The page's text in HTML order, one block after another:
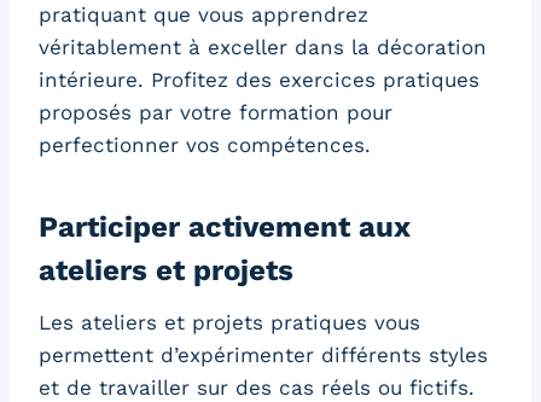
pratiquant que vous apprendrez
véritablement à exceller dans la décoration
intérieure. Profitez des exercices pratiques
proposés par votre formation pour
perfectionner vos compétences.
Participer activement aux
ateliers et projets
Les ateliers et projets pratiques vous
permettent d’expérimenter différents styles
et de travailler sur des cas réels ou fictifs.